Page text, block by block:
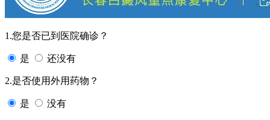
1.您是否已到医院确诊？
是 还没有
2.是否使用外用药物？
是 没有